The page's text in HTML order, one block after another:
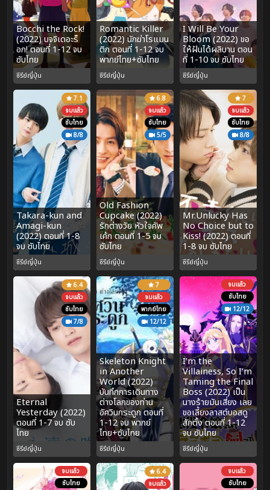
Bocchi the Rock!
(2022) บจจิเดอะร็
อก! ตอนที่ 1-12 จบ
ซับไทย
ซีรีย์ญี่ปุ่น
Romantic Killer
(2022) นักฆ่าโรแมน
ติก ตอนที่ 1-12 จบ
พากย์ไทย+ซับไทย
ซีรีย์ญี่ปุ่น
I Will Be Your
Bloom (2022) ขอ
ให้ฝันได้ผลิบาน ตอน
ที่ 1-10 จบ ซับไทย
ซีรีย์ญี่ปุ่น
7.1
จบแล้ว
ซับไทย
8/8
Takara-kun and
Amagi-kun
(2022) ตอนที่ 1-8
จบ ซับไทย
ซีรีย์ญี่ปุ่น
6.8
จบแล้ว
ซับไทย
5/5
Old Fashion
Cupcake (2022)
รักต่างวัย หัวใจคัพ
เค้ก ตอนที่ 1-5 จบ
ซับไทย
ซีรีย์ญี่ปุ่น
7
จบแล้ว
ซับไทย
8/8
Mr.Unlucky Has
No Choice but to
Kiss! (2022) ตอนที่
1-8 จบ ซับไทย
ซีรีย์ญี่ปุ่น
6.4
จบแล้ว
ซับไทย
7/8
Eternal
Yesterday (2022)
ตอนที่ 1-7 จบ ซับ
ไทย
ซีรีย์ญี่ปุ่น
7
จบแล้ว
พากย์ไทย
12/12
Skeleton Knight
in Another
World (2022)
บันทึกการเดินทาง
ต่างโลกของท่าน
อัศวินกระดูก ตอนที่
1-12 จบ พากย์
ไทย+ซับไทย
ซีรีย์ญี่ปุ่น
จบแล้ว
ซับไทย
12/12
I’m the
Villainess, So I’m
Taming the Final
Boss (2022) เป็น
นางร้ายมันเสี่ยง เลย
ขอเลี้ยงลาสต์บอสดู
สักตั้ง ตอนที่ 1-12
จบ ซับไทย
ซีรีย์ญี่ปุ่น
จบแล้ว
ซับไทย
6.4
จบแล้ว
จบแล้ว
ซับไทย